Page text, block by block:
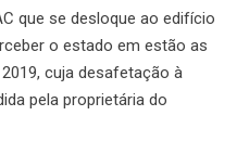
que se desloque ao edifício
o estado em estão as
cuja desafetação à
pela proprietária do